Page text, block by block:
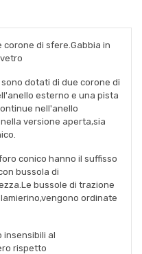
di sfere.Gabbia in
sono dotati di due corone di
esterno e una pista
nell'anello
versione aperta,sia
conico hanno il suffisso
bussola di
bussole di trazione
ordinate
insensibili al
rispetto